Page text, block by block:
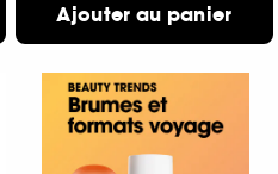
Ajouter au panier